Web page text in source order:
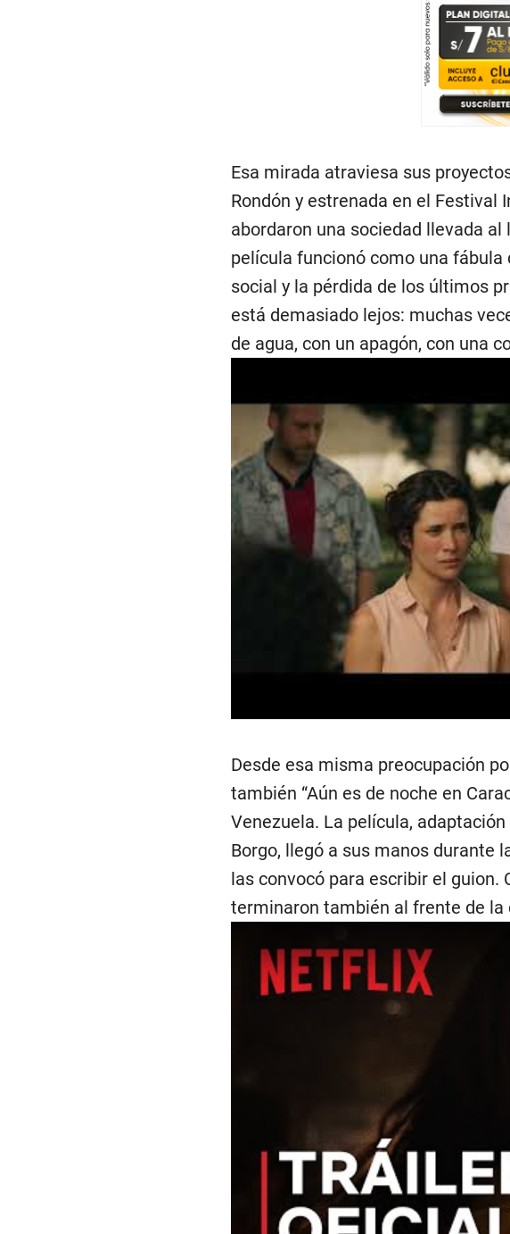
Esa mirada atraviesa sus
Rondón y estrenada en el Festival
abordaron una sociedad llevada
película funcionó como una
social y la pérdida de los últimos
está demasiado lejos: muchas
de agua, con un apagón, con una
Desde esa misma preocupación
también “Aún es de noche en
Venezuela. La película,
Borgo, llegó a sus manos durante
las convocó para escribir el guion.
terminaron también al frente de la